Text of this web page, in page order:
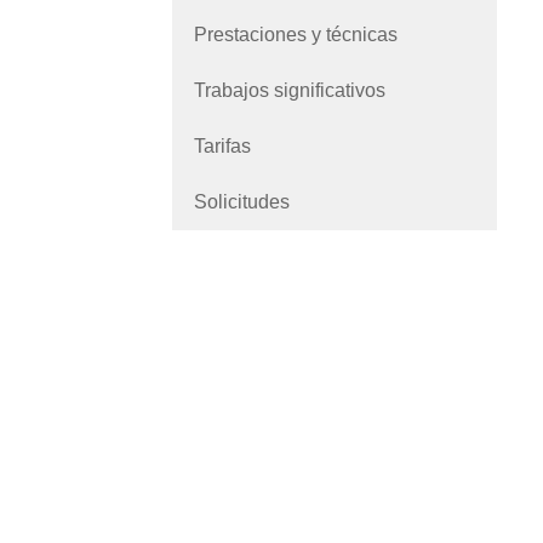
Prestaciones y técnicas
Trabajos significativos
Tarifas
Solicitudes